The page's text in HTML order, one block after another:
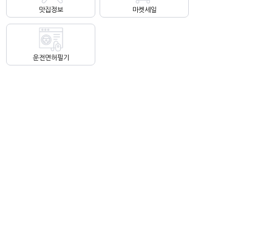
맛집정보 마켓세일
운전면허필기